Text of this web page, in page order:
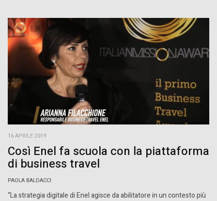
16 APRILE 2019
Così Enel fa scuola con la piattaforma
di business travel
PAOLA BALDACCI
“La strategia digitale di Enel agisce da abilitatore in un contesto più